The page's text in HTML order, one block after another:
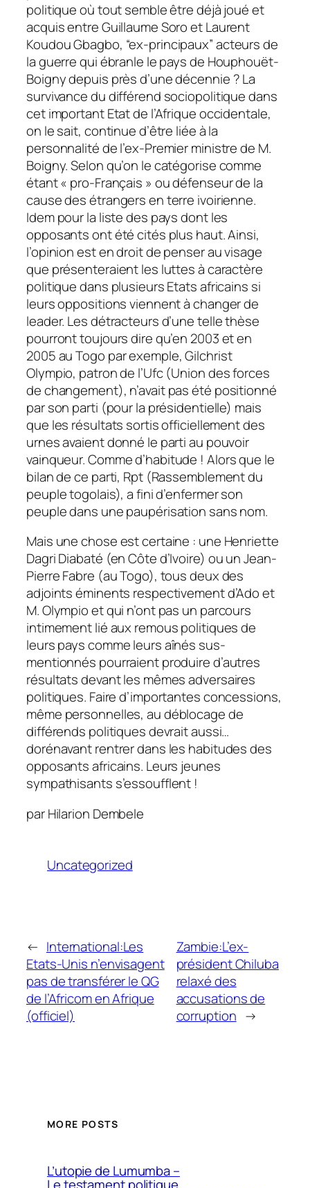
politique où tout semble être déjà joué et
acquis entre Guillaume Soro et Laurent
Koudou Gbagbo, “ex-principaux” acteurs de
la guerre qui ébranle le pays de Houphouët-
Boigny depuis près d’une décennie ? La
survivance du différend sociopolitique dans
cet important Etat de l’Afrique occidentale,
on le sait, continue d’être liée à la
personnalité de l’ex-Premier ministre de M.
Boigny. Selon qu’on le catégorise comme
étant « pro-Français » ou défenseur de la
cause des étrangers en terre ivoirienne.
Idem pour la liste des pays dont les
opposants ont été cités plus haut. Ainsi,
l’opinion est en droit de penser au visage
que présenteraient les luttes à caractère
politique dans plusieurs Etats africains si
leurs oppositions viennent à changer de
leader. Les détracteurs d’une telle thèse
pourront toujours dire qu’en 2003 et en
2005 au Togo par exemple, Gilchrist
Olympio, patron de l’Ufc (Union des forces
de changement), n’avait pas été positionné
par son parti (pour la présidentielle) mais
que les résultats sortis officiellement des
urnes avaient donné le parti au pouvoir
vainqueur. Comme d’habitude ! Alors que le
bilan de ce parti, Rpt (Rassemblement du
peuple togolais), a fini d’enfermer son
peuple dans une paupérisation sans nom.
Mais une chose est certaine : une Henriette
Dagri Diabaté (en Côte d’Ivoire) ou un Jean-
Pierre Fabre (au Togo), tous deux des
adjoints éminents respectivement d’Ado et
M. Olympio et qui n’ont pas un parcours
intimement lié aux remous politiques de
leurs pays comme leurs aînés sus-
mentionnés pourraient produire d’autres
résultats devant les mêmes adversaires
politiques. Faire d’importantes concessions,
même personnelles, au déblocage de
différends politiques devrait aussi…
dorénavant rentrer dans les habitudes des
opposants africains. Leurs jeunes
sympathisants s’essoufflent !
par Hilarion Dembele
Uncategorized
← International:Les
Etats-Unis n’envisagent
pas de transférer le QG
de l’Africom en Afrique
(officiel)
Zambie:L’ex-
président Chiluba
relaxé des
accusations de
corruption →
MORE POSTS
L’utopie de Lumumba –